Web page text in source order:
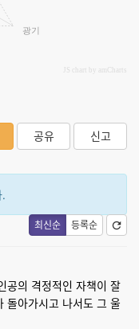
광기
JS chart by amCharts
공유 신고
최신순 등록순
공의 격정적인 자책이 잘
돌아가시고 나서도 그 울